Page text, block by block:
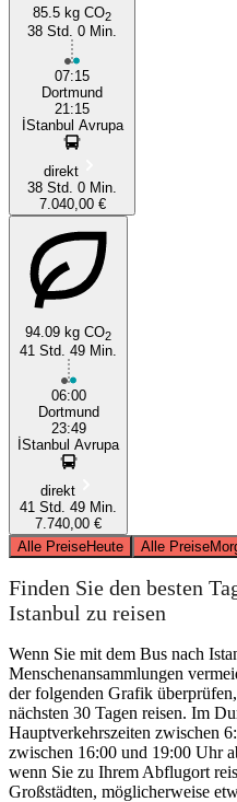
85.5 kg CO2
38 Std. 0 Min.
07:15
Dortmund
21:15
İStanbul Avrupa
direkt
38 Std. 0 Min.
7.040,00 €
94.09 kg CO2
41 Std. 49 Min.
06:00
Dortmund
23:49
İStanbul Avrupa
direkt
41 Std. 49 Min.
7.740,00 €
Alle PreiseHeute Alle Preise
Finden Sie den besten
Istanbul zu reisen
Wenn Sie mit dem Bus nach
Menschenansammlungen
der folgenden Grafik
nächsten 30 Tagen reisen. Im
Hauptverkehrszeiten zwischen
zwischen 16:00 und 19:00 Uhr
wenn Sie zu Ihrem Abflugort
Großstädten, möglicherweise